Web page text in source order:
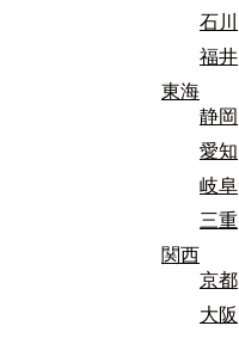
石川
福井
東海
静岡
愛知
岐阜
三重
関西
京都
大阪